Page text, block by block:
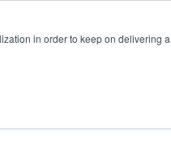
in order to keep on delivering